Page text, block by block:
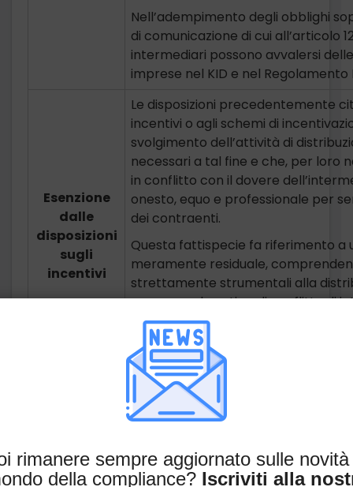
Nell’adempimento degli obblighi
di comunicazione di cui all’articolo
intermediari possono avvalersi
imprese nel KID e nel Regolamento
Esenzione
dalle
disposizioni
sugli
incentivi
Le disposizioni precedentemente
incentivi o agli schemi di
svolgimento dell’attività di
necessari a tal fine e che, per loro
in conflitto con il dovere
onesto, equo e professionale per
dei contraenti.
Questa fattispecie fa riferimento a
meramente residuale,
strettamente strumentali alla
generare alcun tipo di conflitto di
Le provvigioni concordate tra
nell’ambito degli incarichi di
in questa casistica.
chiarimenti?
rimanere sempre aggiornato sulle novità
della compliance? Iscriviti alla